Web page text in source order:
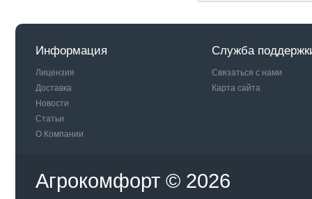
Информация
Лицензия
Доставка
Новости
Статьи
О Компании
Служба
Связаться с нами
Карта сайта
Агрокомфорт © 2026